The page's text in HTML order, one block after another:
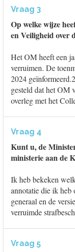
Vraag 3
Op welke wijze
en Veiligheid over
Het OM heeft een
verruimen. De
2024
gesteld dat het OM
overleg met het
Vraag 4
Kunt u, de
ministerie aan de
Ik heb bekeken
annotatie die ik heb
generaal en de
verruimde
Vraag 5